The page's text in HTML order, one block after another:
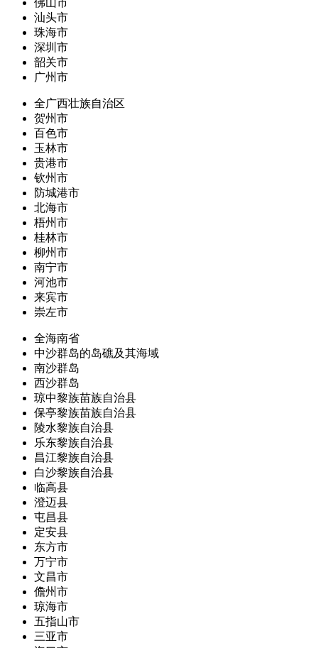
佛山市
汕头市
珠海市
深圳市
韶关市
广州市
全广西壮族自治区
贺州市
百色市
玉林市
贵港市
钦州市
防城港市
北海市
梧州市
桂林市
柳州市
南宁市
河池市
来宾市
崇左市
全海南省
中沙群岛的岛礁及其海域
南沙群岛
西沙群岛
琼中黎族苗族自治县
保亭黎族苗族自治县
陵水黎族自治县
乐东黎族自治县
昌江黎族自治县
白沙黎族自治县
临高县
澄迈县
屯昌县
定安县
东方市
万宁市
文昌市
儋州市
琼海市
五指山市
三亚市